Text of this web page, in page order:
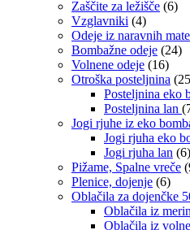
Zaščite za ležišče (6)
Vzglavniki (4)
Odeje iz naravnih
Bombažne odeje (24)
Volnene odeje (16)
Otroška posteljnina
Posteljnina eko
Posteljnina lan
Jogi rjuhe iz eko
Jogi rjuha eko
Jogi rjuha lan (6)
Pižame, Spalne vreče
Plenice, dojenje (6)
Oblačila za dojenčke
Oblačila iz
Oblačila iz